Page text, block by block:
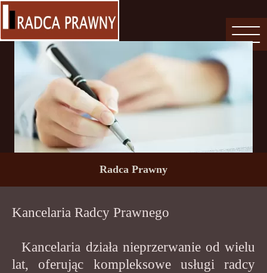
Radca Prawny
Kancelaria Radcy Prawnego
Kancelaria działa nieprzerwanie od wielu
lat, oferując kompleksowe usługi radcy